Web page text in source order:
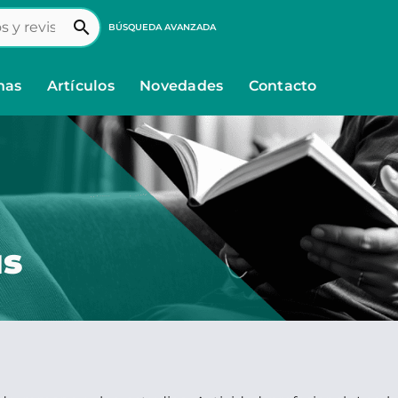
search BÚSQUEDA AVANZADA
Artículos Novedades Contacto